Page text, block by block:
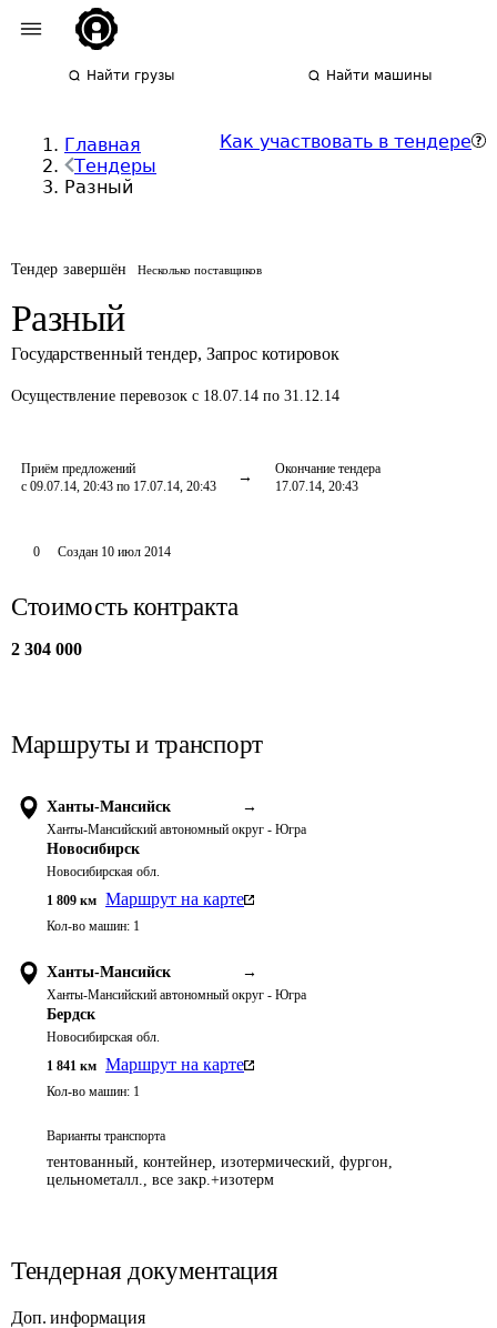
Найти грузы Найти машины
Главная
Тендеры
Разный
Как участвовать в тендере
Тендер завершён Несколько поставщиков
Разный
Государственный тендер, Запрос котировок
Осуществление перевозок с 18.07.14 по 31.12.14
Приём предложений
с 09.07.14, 20:43 по 17.07.14, 20:43
Окончание тендера
17.07.14, 20:43
0 Создан 10 июл 2014
Стоимость контракта
2 304 000
Маршруты и транспорт
Ханты-Мансийск →
Ханты-Мансийский автономный округ - Югра
Новосибирск
Новосибирская обл.
1 809 км Маршрут на карте
Кол-во машин: 1
Ханты-Мансийск →
Ханты-Мансийский автономный округ - Югра
Бердск
Новосибирская обл.
1 841 км Маршрут на карте
Кол-во машин: 1
Варианты транспорта
тентованный, контейнер, изотермический, фургон,
цельнометалл., все закр.+изотерм
Тендерная документация
Доп. информация